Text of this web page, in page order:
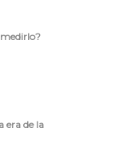
era de la